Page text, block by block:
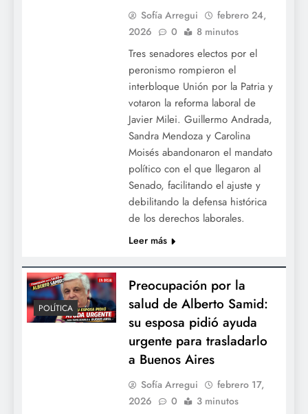
Sofía Arregui
febrero 24,
2026
0 8 minutos
Tres senadores electos por el
peronismo rompieron el
interbloque Unión por la Patria y
votaron la reforma laboral de
Javier Milei. Guillermo Andrada,
Sandra Mendoza y Carolina
Moisés abandonaron el mandato
político con el que llegaron al
Senado, facilitando el ajuste y
debilitando la defensa histórica
de los derechos laborales.
Leer más
POLÍTICA
Preocupación por la
salud de Alberto Samid:
su esposa pidió ayuda
urgente para trasladarlo
a Buenos Aires
Sofía Arregui
febrero 17,
2026
0 3 minutos